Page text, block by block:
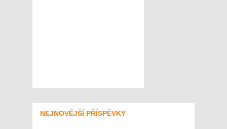
NEJNOVĚJŠÍ PŘÍSPĚVKY